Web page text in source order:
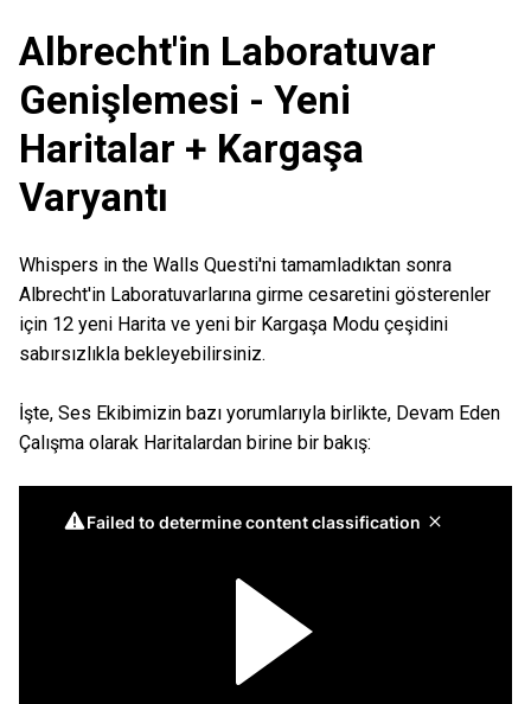
Albrecht'in Laboratuvar
Genişlemesi - Yeni
Haritalar + Kargaşa
Varyantı
Whispers in the Walls Questi'ni tamamladıktan sonra
Albrecht'in Laboratuvarlarına girme cesaretini gösterenler
için 12 yeni Harita ve yeni bir Kargaşa Modu çeşidini
sabırsızlıkla bekleyebilirsiniz.
İşte, Ses Ekibimizin bazı yorumlarıyla birlikte, Devam Eden
Çalışma olarak Haritalardan birine bir bakış: